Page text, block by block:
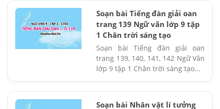
Soạn bài Tiếng đàn giải oan
trang 139 Ngữ văn lớp 9 tập
1 Chân trời sáng tạo
Soạn bài Tiếng đàn giải oan
trang 139, 140, 141, 142 Ngữ Văn
lớp 9 tập 1 Chân trời sáng tạo...
Soạn bài Nhân vật lí tưởng